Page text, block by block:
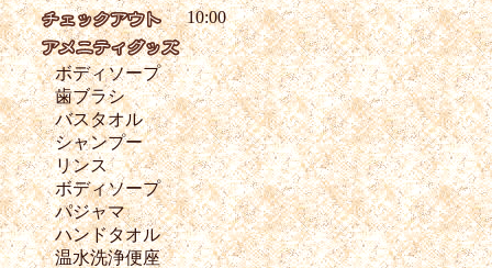
10:00
ボディソープ
歯ブラシ
バスタオル
シャンプー
リンス
ボディソープ
パジャマ
ハンドタオル
温水洗浄便座